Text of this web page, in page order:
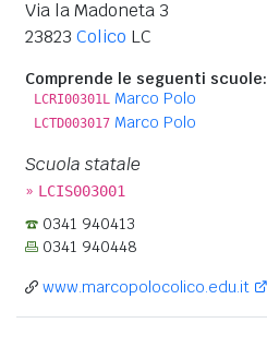
Via la Madoneta 3
23823 Colico LC
Comprende le seguenti scuole:
LCRI00301L Marco Polo
LCTD003017 Marco Polo
Scuola statale
» LCIS003001
0341 940413
0341 940448
www.marcopolocolico.edu.it